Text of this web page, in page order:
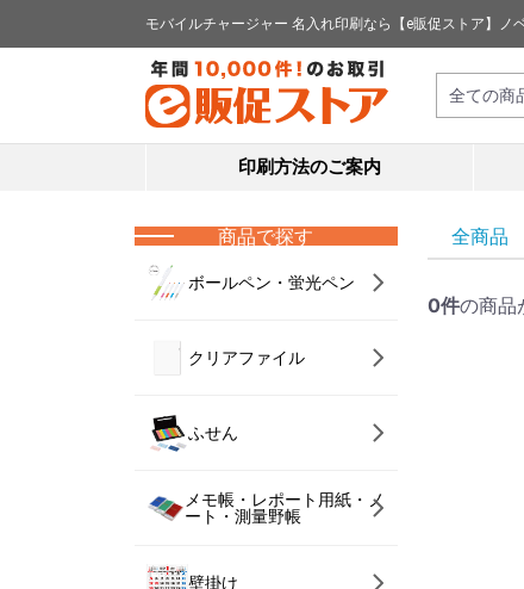
モバイルチャージャー 名入れ印刷なら【e販促ストア】ノ
印刷方法のご案内
全商品
0件の商品
商品で探す
ボールペン・蛍光ペン
クリアファイル
ふせん
メモ帳・レポート用紙・ノ
ート・測量野帳
壁掛け